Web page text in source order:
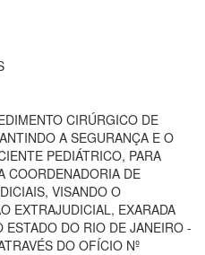
CIRÚRGICO DE
A SEGURANÇA E O
PEDIÁTRICO, PARA
COORDENADORIA DE
VISANDO O
EXTRAJUDICIAL, EXARADA
ESTADO DO RIO DE JANEIRO -
DO OFÍCIO Nº